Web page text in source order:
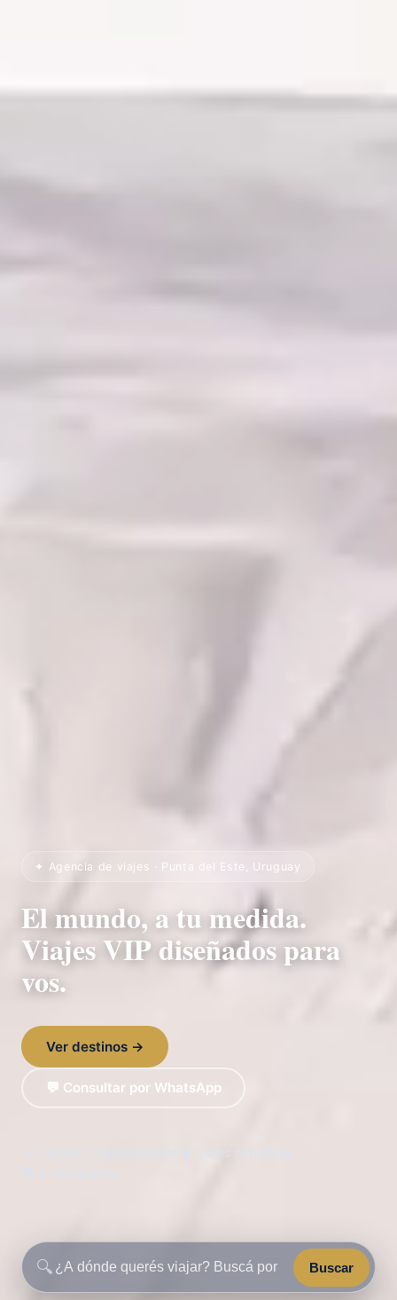
✦ Agencia de viajes · Punta del Este, Uruguay
El mundo, a tu medida.
Viajes VIP diseñados para
vos.
Ver destinos →
💬 Consultar por WhatsApp
🧳 Viajes a medida
🔍 Buscar